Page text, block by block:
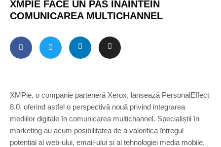
XMPIE FACE UN PAS INAINTEIN
COMUNICAREA MULTICHANNEL
XMPie, o companie parteneră Xerox, lansează PersonalEffect
8.0, oferind astfel o perspectivă nouă privind integrarea
mediilor digitale în comunicarea multichannel. Specialiștii în
marketing au acum posibilitatea de a valorifica întregul
potențial al web-ului, email-ului și al tehnologiei media mobile,